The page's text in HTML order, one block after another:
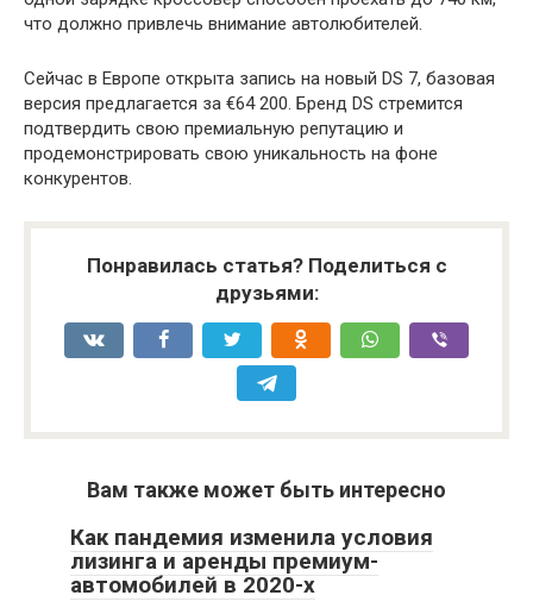
что должно привлечь внимание автолюбителей.
Сейчас в Европе открыта запись на новый DS 7, базовая
версия предлагается за €64 200. Бренд DS стремится
подтвердить свою премиальную репутацию и
продемонстрировать свою уникальность на фоне
конкурентов.
Понравилась статья? Поделиться с
друзьями:
Вам также может быть интересно
Как пандемия изменила условия
лизинга и аренды премиум-
автомобилей в 2020-х